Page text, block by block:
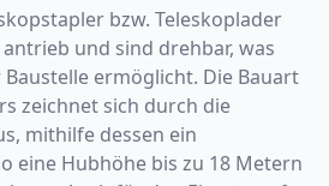
bzw. Teleskoplader
und sind drehbar, was
ermöglicht. Die Bauart
zeichnet sich durch die
mithilfe dessen ein
eine Hubhöhe bis zu 18 Metern